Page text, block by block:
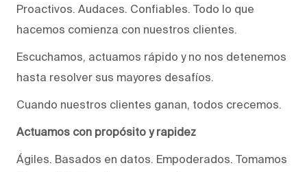
Proactivos. Audaces. Confiables. Todo lo que
hacemos comienza con nuestros clientes.
Escuchamos, actuamos rápido y no nos detenemos
hasta resolver sus mayores desafíos.
Cuando nuestros clientes ganan, todos crecemos.
Actuamos con propósito y rapidez
Ágiles. Basados en datos. Empoderados. Tomamos